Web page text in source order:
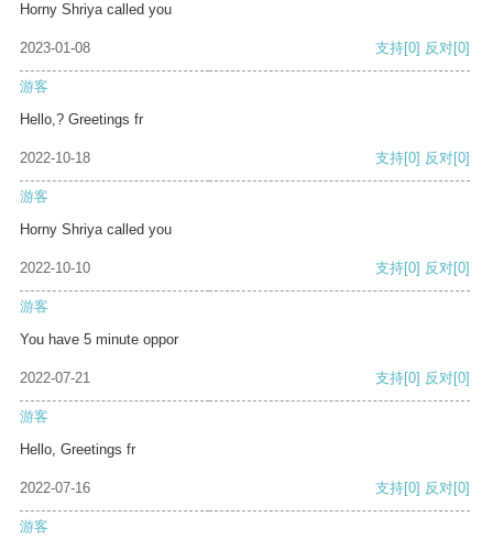
Horny Shriya called you
2023-01-08 支持[0] 反对[0]
游客
Hello,? Greetings fr
2022-10-18 支持[0] 反对[0]
游客
Horny Shriya called you
2022-10-10 支持[0] 反对[0]
游客
You have 5 minute oppor
2022-07-21 支持[0] 反对[0]
游客
Hello, Greetings fr
2022-07-16 支持[0] 反对[0]
游客